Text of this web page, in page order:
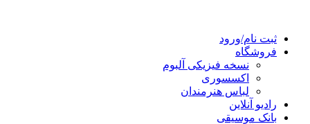
ثبت نام/ورود
فروشگاه
نسخه فیزیکی آلبوم
اکسسوری
لباس هنرمندان
رادیو آنلاین
بانک موسیقی